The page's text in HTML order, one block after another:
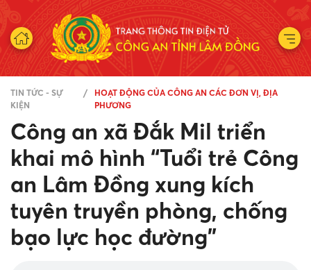
TIN TỨC - SỰ
KIỆN
HOẠT ĐỘNG CỦA CÔNG AN CÁC ĐƠN VỊ, ĐỊA
PHƯƠNG
Công an xã Đắk Mil triển
khai mô hình “Tuổi trẻ Công
an Lâm Đồng xung kích
tuyên truyền phòng, chống
bạo lực học đường”